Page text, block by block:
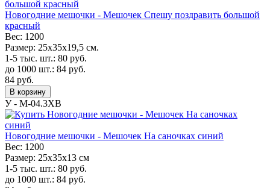
Новогодние мешочки - Мешочек Спешу поздравить большой
красный
Вес: 1200
Размер: 25х35х19,5 см.
1-5 тыс. шт.: 80 руб.
до 1000 шт.: 84 руб.
84 руб.
В корзину
У - M-04.3XB
Новогодние мешочки - Мешочек На саночках синий
Вес: 1200
Размер: 25х35х13 см
1-5 тыс. шт.: 80 руб.
до 1000 шт.: 84 руб.